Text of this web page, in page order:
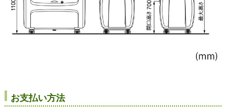
お支払い方法